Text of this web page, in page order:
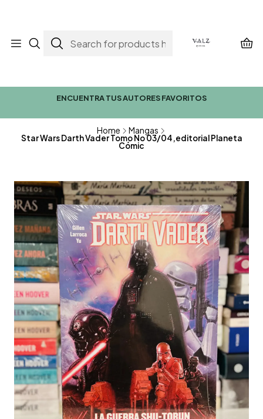
ENCUENTRA TUS AUTORES FAVORITOS
Home Mangas
Star Wars Darth Vader Tomo No 03/04,editorial Planeta
Cómic